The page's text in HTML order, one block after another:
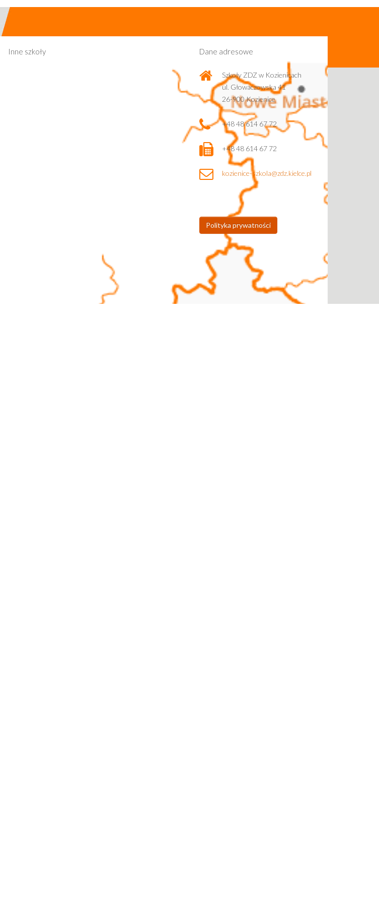
Inne szkoły Dane adresowe
Szkoły ZDZ w Kozienicach
ul. Głowaczowska 41
26-900 Kozienice
+48 48 614 67 72
+48 48 614 67 72
kozienice-szkola@zdz.kielce.pl
Polityka prywatności